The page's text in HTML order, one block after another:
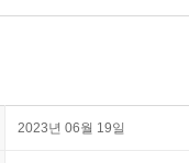
2023년 06월 19일